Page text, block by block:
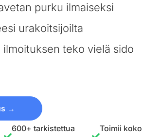
purku ilmaiseksi
urakoitsijoilta
teko vielä sido
→
600+ tarkistettua
Toimii koko